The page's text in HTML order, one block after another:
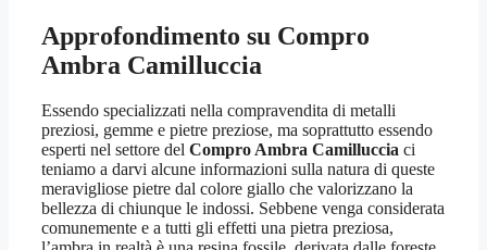
Approfondimento su Compro
Ambra Camilluccia
Essendo specializzati nella compravendita di metalli
preziosi, gemme e pietre preziose, ma soprattutto essendo
esperti nel settore del Compro Ambra Camilluccia ci
teniamo a darvi alcune informazioni sulla natura di queste
meravigliose pietre dal colore giallo che valorizzano la
bellezza di chiunque le indossi. Sebbene venga considerata
comunemente e a tutti gli effetti una pietra preziosa,